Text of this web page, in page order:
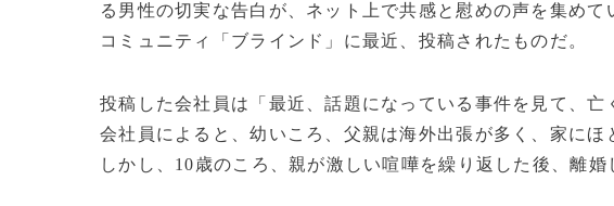
る男性の切実な告白が、ネット上で共感と慰めの声を集め
コミュニティ「ブラインド」に最近、投稿されたものだ。
投稿した会社員は「最近、話題になっている事件を見て、亡
会社員によると、幼いころ、父親は海外出張が多く、家にほ
しかし、10歳のころ、親が激しい喧嘩を繰り返した後、離婚